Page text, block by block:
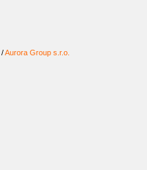
/Aurora Group s.r.o.